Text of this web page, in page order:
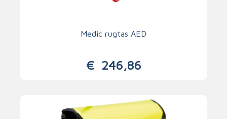
Medic rugtas AED
€246,86